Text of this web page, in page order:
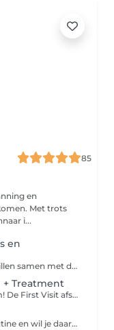
85
en
trots
i...
en
Je huid verbeteren en naar de next level tillen samen met de experts van Ullasa begint met het juiste huidplan! Tijdens deze eerste ontmoeting bespreken we al je wensen, meten en analyseren wij je huid d.m.v. een fotoscan met de Observ. Op basis van de analyse en jouw wensen maken we een behandelplan op maat. Wil je eerst even kort kennismaken met ons? Kies dan de opties gratis kennismaken.
+ Treatment
Je komt voor het eerst bij Ullasa? Welkom! De First Visit afspraak is de perfecte start voor een persoonlijk en effectief behandeltraject. Een doordachte aanpak begint immers bij een grondige voorbereiding. Tijdens deze afspraak analyseren we je huid met behulp van de geavanceerde Observ fotoscan (+/- 30 minuten). Op basis van de resultaten ontvang je direct aansluitend een op maat gemaakte behandeling van 25 - 45 of 60 minuten Afhankelijk van de gekozen tijdsduur. Wil je graag meteen een complete behandeling na je intake? Kies dan voor First visit: Scan & Product advice + 60min Facial
Is je huid toe aan een nieuwe product routine en wil je daarbij professioneel advies van onze huidexperts? Reserveer dan kosteloos product advies in onze agenda en wij maken samen met jou een productplan exclusief gebaseerd op de behoefte van jouw huid. Wij zijn exclusief partner van: Biologique Recherche, Skin Ceuticals, Hydropeptide & Cosmedix.